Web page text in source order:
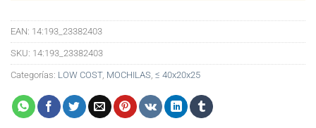
EAN: 14:193_23382403
SKU: 14:193_23382403
Categorías: LOW COST, MOCHILAS ≤ 40x20x25